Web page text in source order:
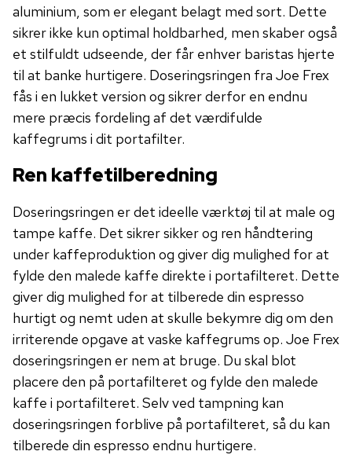
aluminium, som er elegant belagt med sort. Dette
sikrer ikke kun optimal holdbarhed, men skaber også
et stilfuldt udseende, der får enhver baristas hjerte
til at banke hurtigere. Doseringsringen fra Joe Frex
fås i en lukket version og sikrer derfor en endnu
mere præcis fordeling af det værdifulde
kaffegrums i dit portafilter.
Ren kaffetilberedning
Doseringsringen er det ideelle værktøj til at male og
tampe kaffe. Det sikrer sikker og ren håndtering
under kaffeproduktion og giver dig mulighed for at
fylde den malede kaffe direkte i portafilteret. Dette
giver dig mulighed for at tilberede din espresso
hurtigt og nemt uden at skulle bekymre dig om den
irriterende opgave at vaske kaffegrums op. Joe Frex
doseringsringen er nem at bruge. Du skal blot
placere den på portafilteret og fylde den malede
kaffe i portafilteret. Selv ved tampning kan
doseringsringen forblive på portafilteret, så du kan
tilberede din espresso endnu hurtigere.